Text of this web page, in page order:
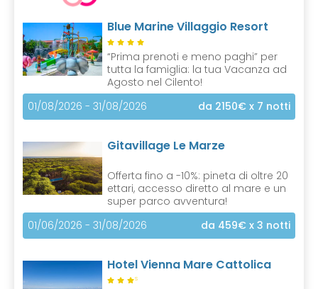
Blue Marine Villaggio Resort
“Prima prenoti e meno paghi” per
tutta la famiglia: la tua Vacanza ad
Agosto nel Cilento!
01/08/2026 - 31/08/2026
da 2150€ x 7 notti
Gitavillage Le Marze
Offerta fino a -10%: pineta di oltre 20
ettari, accesso diretto al mare e un
super parco avventura!
01/06/2026 - 31/08/2026
da 459€ x 3 notti
Hotel Vienna Mare Cattolica
S